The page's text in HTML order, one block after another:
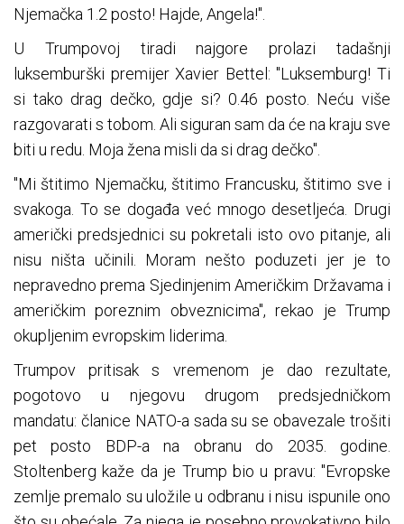
Njemačka 1.2 posto! Hajde, Angela!".
U Trumpovoj tiradi najgore prolazi tadašnji
luksemburški premijer Xavier Bettel: "Luksemburg! Ti
si tako drag dečko, gdje si? 0.46 posto. Neću više
razgovarati s tobom. Ali siguran sam da će na kraju sve
biti u redu. Moja žena misli da si drag dečko".
"Mi štitimo Njemačku, štitimo Francusku, štitimo sve i
svakoga. To se događa već mnogo desetljeća. Drugi
američki predsjednici su pokretali isto ovo pitanje, ali
nisu ništa učinili. Moram nešto poduzeti jer je to
nepravedno prema Sjedinjenim Američkim Državama i
američkim poreznim obveznicima", rekao je Trump
okupljenim evropskim liderima.
Trumpov pritisak s vremenom je dao rezultate,
pogotovo u njegovu drugom predsjedničkom
mandatu: članice NATO-a sada su se obavezale trošiti
pet posto BDP-a na obranu do 2035. godine.
Stoltenberg kaže da je Trump bio u pravu: "Evropske
zemlje premalo su uložile u odbranu i nisu ispunile ono